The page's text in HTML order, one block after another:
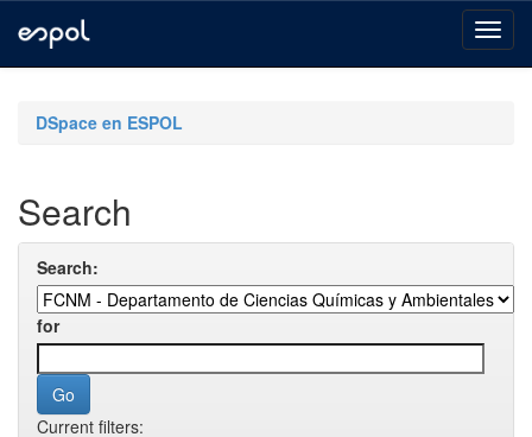
navigationDSpace en ESPOL
Search
Search:
for
Current filters: